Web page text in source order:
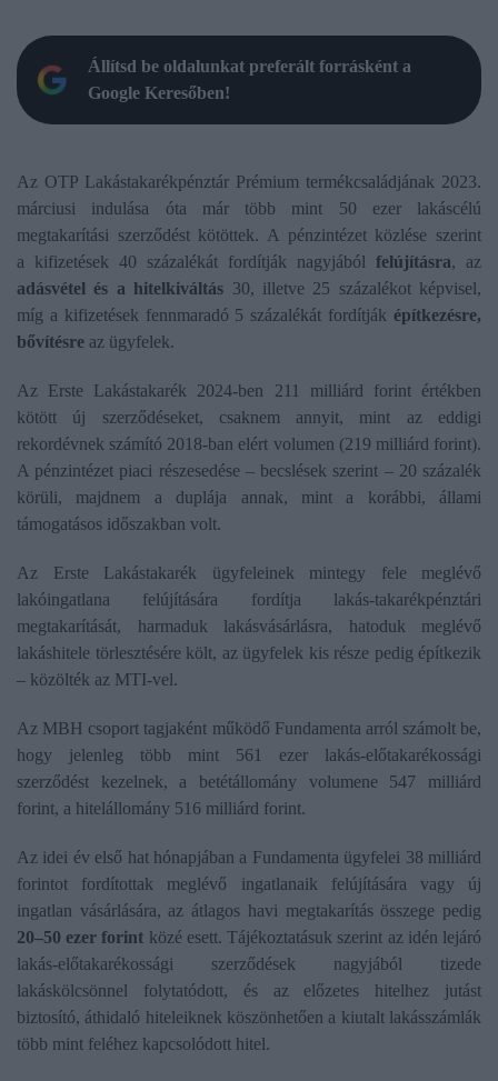
Állítsd be oldalunkat preferált forrásként a
Google Keresőben!
Az OTP Lakástakarékpénztár Prémium termékcsaládjának 2023.
márciusi indulása óta már több mint 50 ezer lakáscélú
megtakarítási szerződést kötöttek. A pénzintézet közlése szerint
a kifizetések 40 százalékát fordítják nagyjából felújításra, az
adásvétel és a hitelkiváltás 30, illetve 25 százalékot képvisel,
míg a kifizetések fennmaradó 5 százalékát fordítják építkezésre,
bővítésre az ügyfelek.
Az Erste Lakástakarék 2024-ben 211 milliárd forint értékben
kötött új szerződéseket, csaknem annyit, mint az eddigi
rekordévnek számító 2018-ban elért volumen (219 milliárd forint).
A pénzintézet piaci részesedése – becslések szerint – 20 százalék
körüli, majdnem a duplája annak, mint a korábbi, állami
támogatásos időszakban volt.
Az Erste Lakástakarék ügyfeleinek mintegy fele meglévő
lakóingatlana felújítására fordítja lakás-takarékpénztári
megtakarítását, harmaduk lakásvásárlásra, hatoduk meglévő
lakáshitele törlesztésére költ, az ügyfelek kis része pedig építkezik
– közölték az MTI-vel.
Az MBH csoport tagjaként működő Fundamenta arról számolt be,
hogy jelenleg több mint 561 ezer lakás-előtakarékossági
szerződést kezelnek, a betétállomány volumene 547 milliárd
forint, a hitelállomány 516 milliárd forint.
Az idei év első hat hónapjában a Fundamenta ügyfelei 38 milliárd
forintot fordítottak meglévő ingatlanaik felújítására vagy új
ingatlan vásárlására, az átlagos havi megtakarítás összege pedig
20–50 ezer forint közé esett. Tájékoztatásuk szerint az idén lejáró
lakás-előtakarékossági szerződések nagyjából tizede
lakáskölcsönnel folytatódott, és az előzetes hitelhez jutást
biztosító, áthidaló hiteleiknek köszönhetően a kiutalt lakásszámlák
több mint feléhez kapcsolódott hitel.